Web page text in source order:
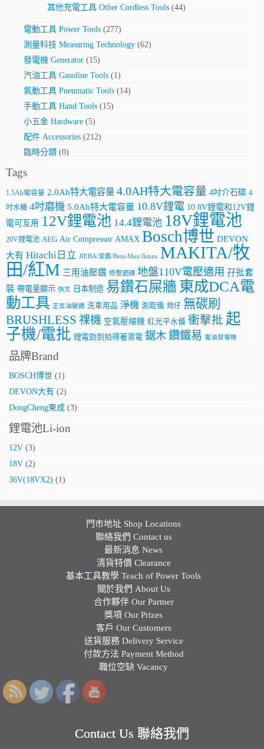
其他充電工具 Other Cordless Tools (44)
電動工具 Power Tools (277)
測量科技 Measuring Technology (62)
發電機 Generator (15)
汽油工具 Gasoline Tools (1)
氣動工具 Pneumatic Tools (14)
手動工具 Hand Tools (15)
小五金 Hardware (5)
配件 Accessories (212)
臨時分類 (0)
Tags
1.5Ah電容量 2.0Ah特大電容量 4.0AH特大電容量 4吋介石碟 4
吋水機 4吋磨機 5.0Ah特大電容量 10.8V鋰電 10.8V鋰電和12V鋰
電可互用 12V鋰電池 14.4鋰電池 18V鋰電池
20V鋰電池 AEG Air Compressor AMAX Bosch博世 DEVON
大有 Hitachi日立 JIEBA/潔霸/Beta-Max/Amax MAKITA/牧
田/紅M 三用油壓鑽 修整瓷磚 地盤110V電壓適用 孖批套
裝 帶電量顯示 快叉 日本制造 易鑽石屎牆 東成DCA電
動工具 正反油壓鑽 洗車用品 淨機 測距儀 炮仔 無碳刷
BRUSHLESS 祼機 空氣壓縮機 紅光平水儀 衝擊批 起
子機/電批 鋰電勁到拍得著濕電 鋸木 鑽鐵易 電油發電機
品牌Brand
BOSCH博世 (1)
DEVON大有 (2)
DongCheng東成 (3)
鋰電池Li-ion
12V (3)
18V (2)
36V(18VX2) (1)
門市地址 Shop Locations
聯絡我們 Contact us
最新消息 News
清貨特價 Clearance
基本工具教學 Teach of Power Tools
關於我們 About Us
合作夥伴 Our Partner
獎項 Our Prizes
客戶 Our Customers
送貨服務 Delivery Service
付款方法 Payment Method
職位空缺 Vacancy
Contact Us 聯絡我們